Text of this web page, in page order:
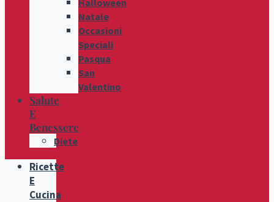
Halloween
Natale
Occasioni
Speciali
Pasqua
San
Valentino
Salute
E
Benessere
Diete
Ricette
E
Cucina